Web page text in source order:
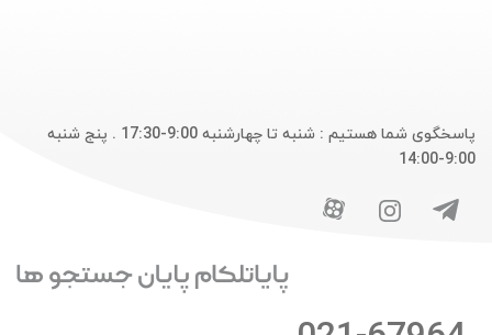
پاسخگوی شما هستیم : شنبه تا چهارشنبه 9:00-17:30 . پنج شنبه
9:00-14:00